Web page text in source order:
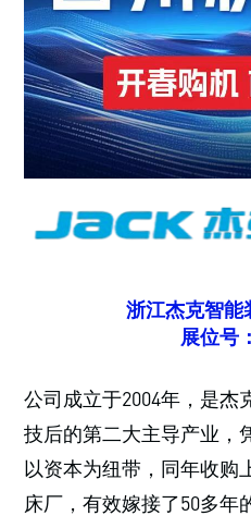
浙江杰克智能
展位号
公司成立于2004年，是杰
技后的第二大主导产业，
以资本为纽带，同年收购
床厂，有效嫁接了50多年